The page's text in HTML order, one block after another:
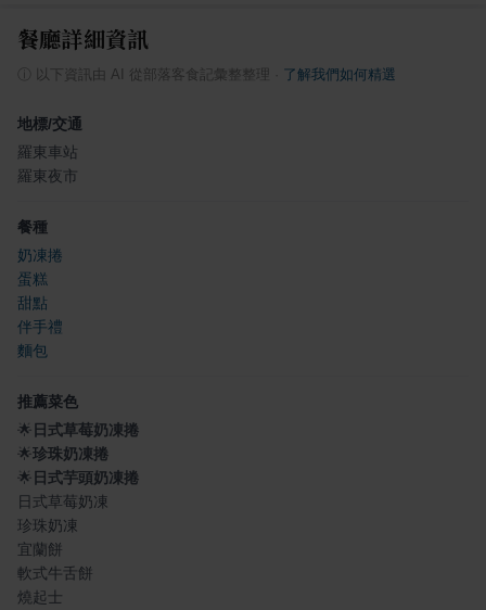
餐廳詳細資訊
ⓘ 以下資訊由 AI 從部落客食記彙整整理 了解我們如何精選
地標/交通
羅東車站
羅東夜市
餐種
奶凍捲
蛋糕
甜點
伴手禮
麵包
推薦菜色
🌟日式草莓奶凍捲
🌟珍珠奶凍捲
🌟日式芋頭奶凍捲
日式草莓奶凍
珍珠奶凍
宜蘭餅
軟式牛舌餅
燒起士